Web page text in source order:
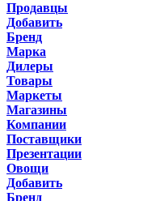
Продавцы
Добавить
Бренд
Марка
Дилеры
Товары
Маркеты
Магазины
Компании
Поставщики
Презентации
Овощи
Добавить
Бренд